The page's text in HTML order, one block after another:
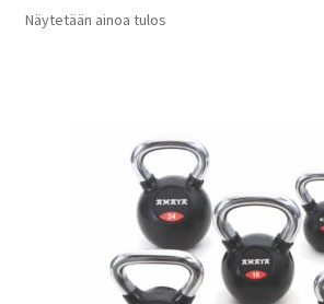
Näytetään ainoa tulos